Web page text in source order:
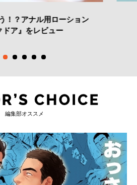
！？アナル用ローション
ドア』をレビュー
編集部オススメ